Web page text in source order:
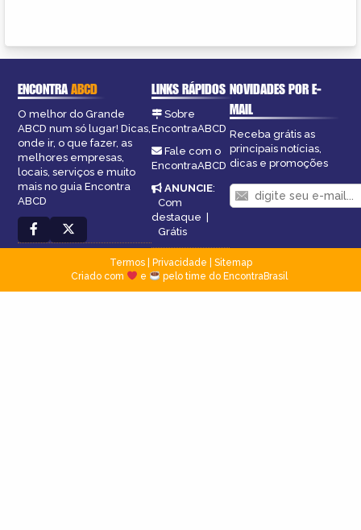
ENCONTRAABCD
O melhor do Grande
ABCD num só lugar! Dicas,
onde ir, o que fazer, as
melhores empresas,
locais, serviços e muito
mais no guia Encontra
ABCD
LINKS RÁPIDOS
Sobre
EncontraABCD
Fale com o
EncontraABCD
ANUNCIE:
Com
destaque
Grátis
NOVIDADES POR E-
MAIL
Receba grátis as
principais notícias,
dicas e promoções
Termos| Privacidade
Sitemap
Criado com
e pelo time do EncontraBrasil